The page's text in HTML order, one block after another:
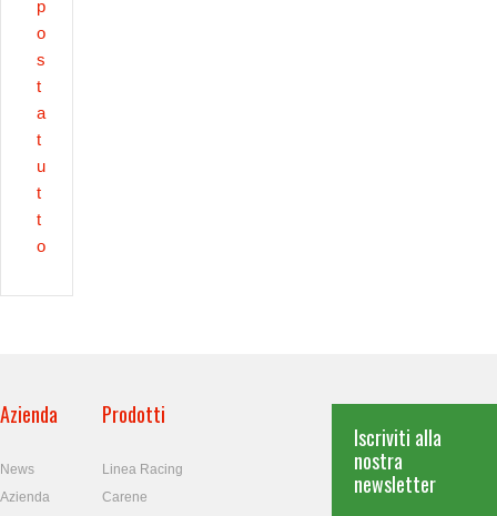
p
o
s
t
a
t
u
t
t
o
Azienda
News
Azienda
Prodotti
Linea Racing
Carene
Iscriviti alla
nostra
newsletter